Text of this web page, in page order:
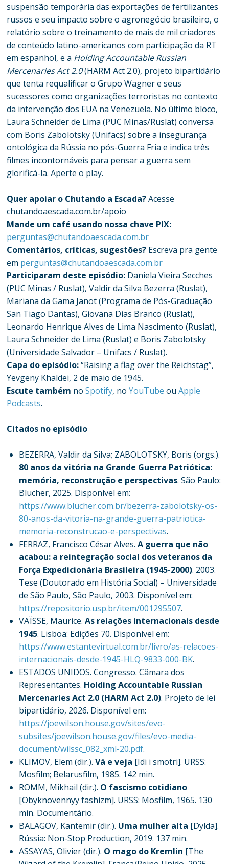
suspensão temporária das exportações de fertilizantes
russos e seu impacto sobre o agronegócio brasileiro, o
relatório sobre o treinamento de mais de mil criadores
de conteúdo latino-americanos com participação da RT
em espanhol, e a Holding Accountable Russian
Mercenaries Act 2.0(HARM Act 2.0), projeto bipartidário
que tenta requalificar o Grupo Wagner e seus
sucessores como organizações terroristas no contexto
da intervenção dos EUA na Venezuela. No último bloco,
Laura Schneider de Lima (PUC Minas/Ruslat) conversa
com Boris Zabolotsky (Unifacs) sobre a insegurança
ontológica da Rússia no pós-Guerra Fria e indica três
filmes incontornáveis para pensar a guerra sem
glorificá-la. Aperte o play.
Quer apoiar o Chutando a Escada?Acesse
chutandoaescada.com.br/apoio
Mande um café usando nossa chave PIX:
perguntas@chutandoaescada.com.br
Comentários, críticas, sugestões? Escreva pra gente
em perguntas@chutandoaescada.com.br
Participaram deste episódio: Daniela Vieira Secches
(PUC Minas / Ruslat), Valdir da Silva Bezerra (Ruslat),
Mariana da Gama Janot (Programa de Pós-Graduação
San Tiago Dantas), Giovana Dias Branco (Ruslat),
Leonardo Henrique Alves de Lima Nascimento (Ruslat),
Laura Schneider de Lima (Ruslat) e Boris Zabolotsky
(Universidade Salvador – Unifacs / Ruslat).
Capa do episódio:“Raising a flag over the Reichstag”,
Yevgeny Khaldei, 2 de maio de 1945.
Escute também noSpotify, noYouTube ouApple
Podcasts.
Citados no episódio
BEZERRA, Valdir da Silva; ZABOLOTSKY, Boris (orgs.).
80 anos da vitória na Grande Guerra Patriótica:
memória, reconstrução e perspectivas. São Paulo:
Blucher, 2025. Disponível em:
https://www.blucher.com.br/bezerra-zabolotsky-os-
80-anos-da-vitoria-na-grande-guerra-patriotica-
memoria-reconstrucao-e-perspectivas.
FERRAZ, Francisco César Alves.A guerra que não
acabou: a reintegração social dos veteranos da
Força Expedicionária Brasileira (1945-2000). 2003.
Tese (Doutorado em História Social) – Universidade
de São Paulo, São Paulo, 2003. Disponível em:
https://repositorio.usp.br/item/001295507.
VAÏSSE, Maurice.As relações internacionais desde
1945. Lisboa: Edições 70. Disponível em:
https://www.estantevirtual.com.br/livro/as-relacoes-
internacionais-desde-1945-HLQ-9833-000-BK.
ESTADOS UNIDOS. Congresso. Câmara dos
Representantes. Holding Accountable Russian
Mercenaries Act 2.0 (HARM Act 2.0). Projeto de lei
bipartidário, 2026. Disponível em:
https://joewilson.house.gov/sites/evo-
subsites/joewilson.house.gov/files/evo-media-
document/wilssc_082_xml-20.pdf.
KLIMOV, Elem (dir.).Vá e veja [Idi i smotri]. URSS:
Mosfilm; Belarusfilm, 1985. 142 min.
ROMM, Mikhail (dir.). O fascismo cotidiano
[Obyknovennyy fashizm]. URSS: Mosfilm, 1965. 130
min. Documentário.
BALAGOV, Kantemir (dir.). Uma mulher alta [Dylda].
Rússia: Non-Stop Production, 2019. 137 min.
ASSAYAS, Olivier (dir.). O mago do Kremlin [The